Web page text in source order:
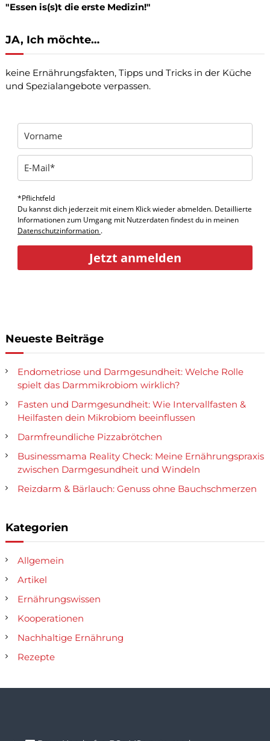
"Essen is(s)t die erste Medizin!"
JA, Ich möchte…
keine Ernährungsfakten, Tipps und Tricks in der Küche
und Spezialangebote verpassen.
*Pflichtfeld
Du kannst dich jederzeit mit einem Klick wieder abmelden. Detaillierte
Informationen zum Umgang mit Nutzerdaten findest du in meinen
Datenschutzinformation .
Jetzt anmelden
Neueste Beiträge
Endometriose und Darmgesundheit: Welche Rolle
spielt das Darmmikrobiom wirklich?
Fasten und Darmgesundheit: Wie Intervallfasten &
Heilfasten dein Mikrobiom beeinflussen
Darmfreundliche Pizzabrötchen
Businessmama Reality Check: Meine Ernährungspraxis
zwischen Darmgesundheit und Windeln
Reizdarm & Bärlauch: Genuss ohne Bauchschmerzen
Kategorien
Allgemein
Artikel
Ernährungswissen
Kooperationen
Nachhaltige Ernährung
Rezepte